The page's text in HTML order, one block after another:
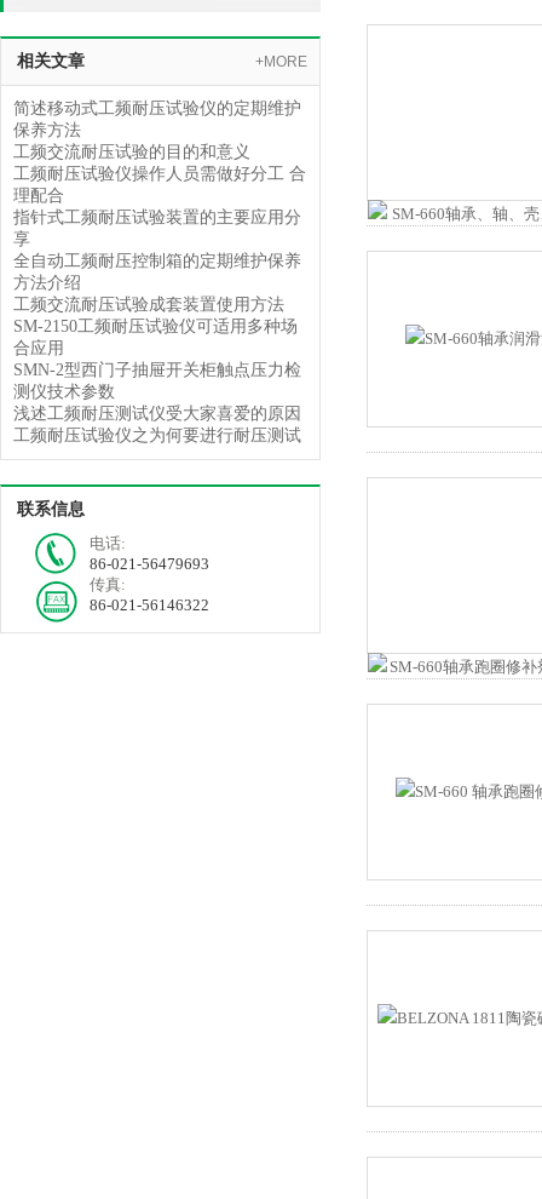
相关文章 +MORE
简述移动式工频耐压试验仪的定期维护
保养方法
工频交流耐压试验的目的和意义
工频耐压试验仪操作人员需做好分工 合
理配合
指针式工频耐压试验装置的主要应用分
享
全自动工频耐压控制箱的定期维护保养
方法介绍
工频交流耐压试验成套装置使用方法
SM-2150工频耐压试验仪可适用多种场
合应用
SMN-2型西门子抽屉开关柜触点压力检
测仪技术参数
浅述工频耐压测试仪受大家喜爱的原因
工频耐压试验仪之为何要进行耐压测试
联系信息
电话:
86-021-56479693
传真:
86-021-56146322